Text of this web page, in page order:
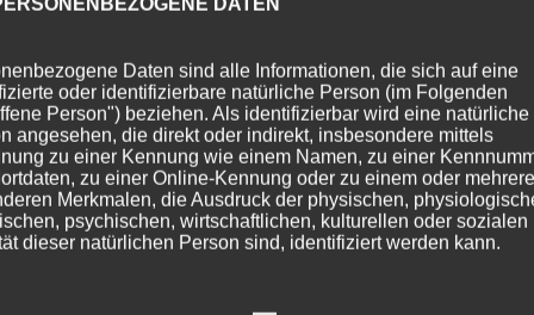
Daten sind alle Informationen, die sich auf eine
oder identifizierbare natürliche Person (im Folgenden
Person") beziehen. Als identifizierbar wird eine natürliche
angesehen, die direkt oder indirekt, insbesondere mittels
zu einer Kennung wie einem Namen, zu einer
zu einer Online-Kennung oder zu einem oder
Merkmalen, die Ausdruck der physischen,
psychischen, wirtschaftlichen, kulturellen oder sozialen
dieser natürlichen Person sind, identifiziert werden kann.